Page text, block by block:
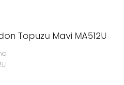
Topuzu Mavi MA512U